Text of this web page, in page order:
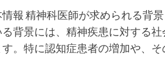
報 精神科医師が求められる背
背景には、精神疾患に対する社
。特に認知症患者の増加や、